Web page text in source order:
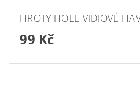
HROTY HOLE VIDIOVÉ
99 Kč